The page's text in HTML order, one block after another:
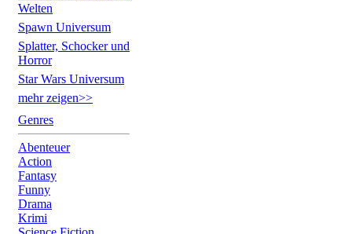
Welten
Spawn Universum
Splatter, Schocker und
Horror
Star Wars Universum
mehr zeigen>>
Genres
Abenteuer
Action
Fantasy
Funny
Drama
Krimi